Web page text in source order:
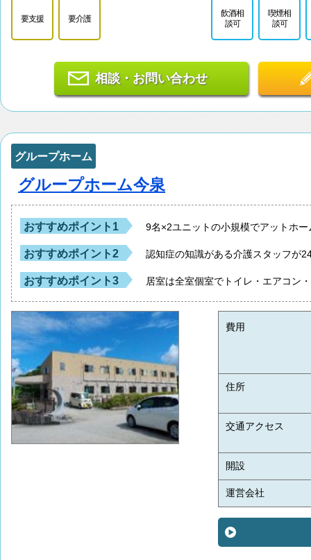
要支援 要介護
飲酒相
談可
喫煙相
談可
相談・お問い合わせ
グループホーム
グループホーム今泉
おすすめポイント1 9名×2ユニットの小規模でアットホ
おすすめポイント2 認知症の知識がある介護スタッフが
おすすめポイント3 居室は全室個室でトイレ・エアコン
費用
住所
交通アクセス
開設
運営会社